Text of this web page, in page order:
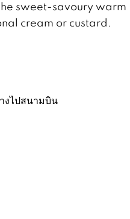
sweet-savoury warm
cream or custard.
งไปสนามบิน